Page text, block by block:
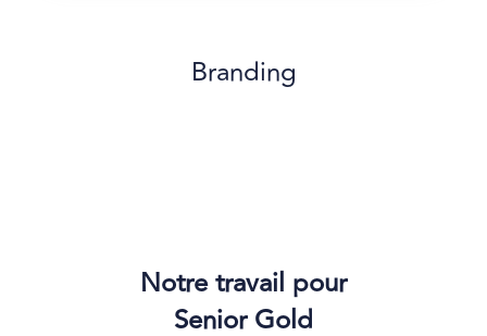
Branding
Notre travail pour
Senior Gold